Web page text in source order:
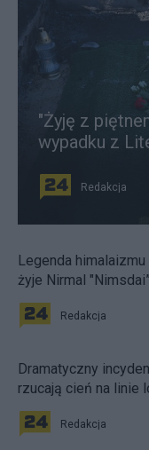
"Żyję z
wypadku z
Redakcja
Legenda
żyje Nirmal
Redakcja
Dramatyczny
rzucają cień na linie
Redakcja